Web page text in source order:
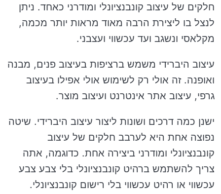
חלקים של עיצוב קונבנציונלי ומודרני כאחד. ניתן
לנצל בו ליצירת הרבה מאוד מראות יותר מכמה,
מקלאסי ונשגב ועד עכשווי ועצבני.
עיצוב היברידי משמש ברציפות בעיצוב פנים, מבנה
ואופנה. זה אולי רק לשימוש אולי אפילו בעיצוב
גרפי, עיצוב אתר אינטרנט ועיצוב מוצר.
ישנן כמה דרכים ושונות ליצור עיצוב היברידי. שיטה
נפוצה אחת היא לערבב חלקים של עיצוב
קונבנציונלי ומודרני ביצירה אחת. כדוגמה, אתה
צריך להשתמש ברהיט קונבנציונלי בלי צבע צבע
עכשווי או רהיט עכשווי בלי רישום קונבנציונלי.